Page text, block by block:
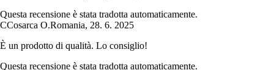
Questa recensione è stata tradotta automaticamente.
CCosarca O.Romania, 28. 6. 2025
È un prodotto di qualità. Lo consiglio!
Questa recensione è stata tradotta automaticamente.